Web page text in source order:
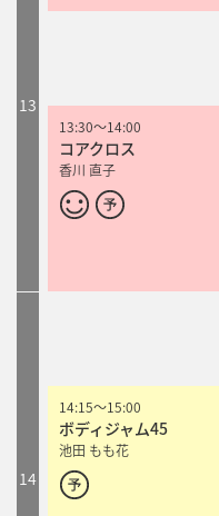
13:30～14:00
コアクロス
香川 直子
14:15～15:00
ボディジャム45
池田 もも花
13
14